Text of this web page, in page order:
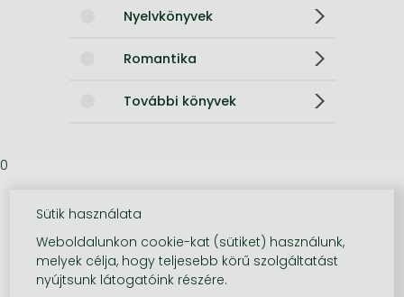
Nyelvkönyvek
Romantika
További könyvek
0
Sütik használata
Weboldalunkon cookie-kat (sütiket) használunk,
melyek célja, hogy teljesebb körű szolgáltatást
nyújtsunk látogatóink részére.